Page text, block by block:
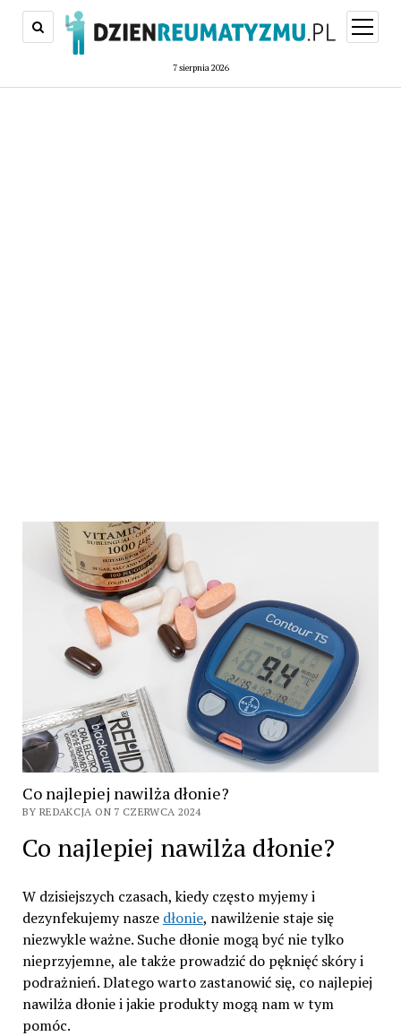
7 sierpnia 2026
open
menu
Co najlepiej nawilża dłonie?
BY REDAKCJA ON 7 CZERWCA 2024
Co najlepiej nawilża dłonie?
W dzisiejszych czasach, kiedy często myjemy i
dezynfekujemy nasze dłonie, nawilżenie staje się
niezwykle ważne. Suche dłonie mogą być nie tylko
nieprzyjemne, ale także prowadzić do pęknięć skóry i
podrażnień. Dlatego warto zastanowić się, co najlepiej
nawilża dłonie i jakie produkty mogą nam w tym
pomóc.